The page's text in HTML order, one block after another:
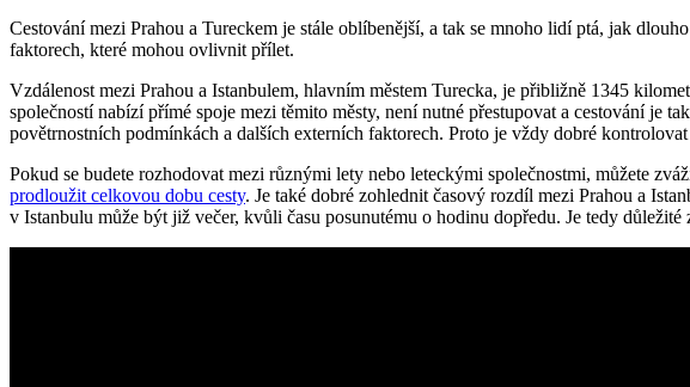
Cestování mezi Prahou a Tureckem je stále oblíbenější, a tak se mnoho lidí ptá, jak
faktorech, které mohou ovlivnit přílet.
Vzdálenost mezi Prahou a Istanbulem, hlavním městem Turecka, je přibližně 1345
společností nabízí přímé spoje mezi těmito městy, není nutné přestupovat a cestování je
povětrnostních podmínkách a dalších externích faktorech. Proto je vždy dobré
Pokud se budete rozhodovat mezi různými lety nebo leteckými společnostmi, můžete
prodloužit celkovou dobu cesty. Je také dobré zohlednit časový rozdíl mezi Prahou a
v Istanbulu může být již večer, kvůli času posunutému o hodinu dopředu. Je tedy